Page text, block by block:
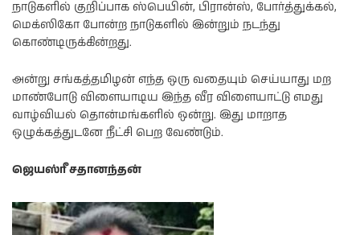
நாடுகளில் குறிப்பாக ஸ்பெயின், பிரான்ஸ், போர்த்துக்கல்,
மெக்ஸிகோ போன்ற நாடுகளில் இன்றும் நடந்து
கொண்டிருக்கின்றது.
அன்று சங்கத்தமிழன் எந்த ஒரு வதையும் செய்யாது மற
மாண்போடு விளையாடிய இந்த வீர விளையாட்டு எமது
வாழ்வியல் தொன்மங்களில் ஒன்று. இது மாறாத
ஒழுக்கத்துடனே நீட்சி பெற வேண்டும்.
ஜெயஸ்ரீ சதானந்தன்